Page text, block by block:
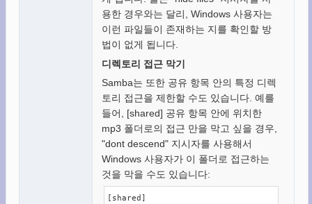
용한 경우와는 달리, Windows 사용자는
이런 파일들이 존재하는 지를 확인할 방
법이 없게 됩니다.
디렉토리 접근 막기
Samba는 또한 공유 항목 안의 특정 디렉
토리 접근을 제한할 수도 있습니다. 예를
들어, [shared] 공유 항목 안에 위치한
mp3 폴더로의 접근 만을 막고 싶을 경우,
"dont descend" 지시자를 사용해서
Windows 사용자가 이 폴더로 접근하는
것을 막을 수도 있습니다:
[shared]